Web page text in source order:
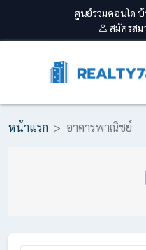
ศูนย์รวมคอนโด บ้
สมัครสม
หน้าแรก อาคารพาณิชย์